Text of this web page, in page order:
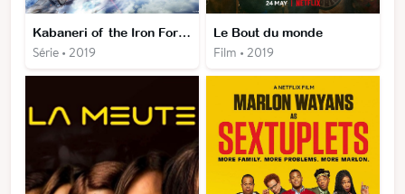
Kabaneri of the Iron Fortress: The Battle of Unato
Série • 2019
Le Bout du monde
Film • 2019